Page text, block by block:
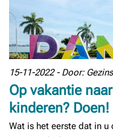
15-11-2022 - Door:
Op vakantie
kinderen? Doen!
Wat is het eerste dat in